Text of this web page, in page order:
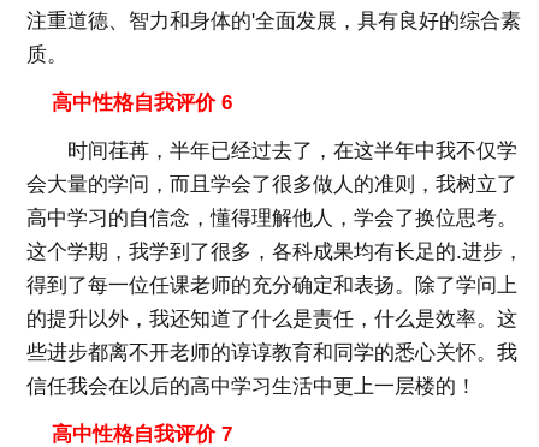
注重道德、智力和身体的'全面发展，具有良好的综合素
质。
高中性格自我评价 6
时间荏苒，半年已经过去了，在这半年中我不仅学
会大量的学问，而且学会了很多做人的准则，我树立了
高中学习的自信念，懂得理解他人，学会了换位思考。
这个学期，我学到了很多，各科成果均有长足的.进步，
得到了每一位任课老师的充分确定和表扬。除了学问上
的提升以外，我还知道了什么是责任，什么是效率。这
些进步都离不开老师的谆谆教育和同学的悉心关怀。我
信任我会在以后的高中学习生活中更上一层楼的！
高中性格自我评价 7